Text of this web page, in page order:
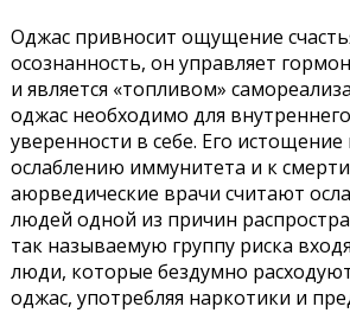
Оджас привносит ощущение
осознанность, он управляет
и является «топливом»
оджас необходимо для
уверенности в себе. Его
ослаблению иммунитета и к
аюрведические врачи считают
людей одной из причин
так называемую группу риска
люди, которые бездумно
оджас, употребляя наркотики и